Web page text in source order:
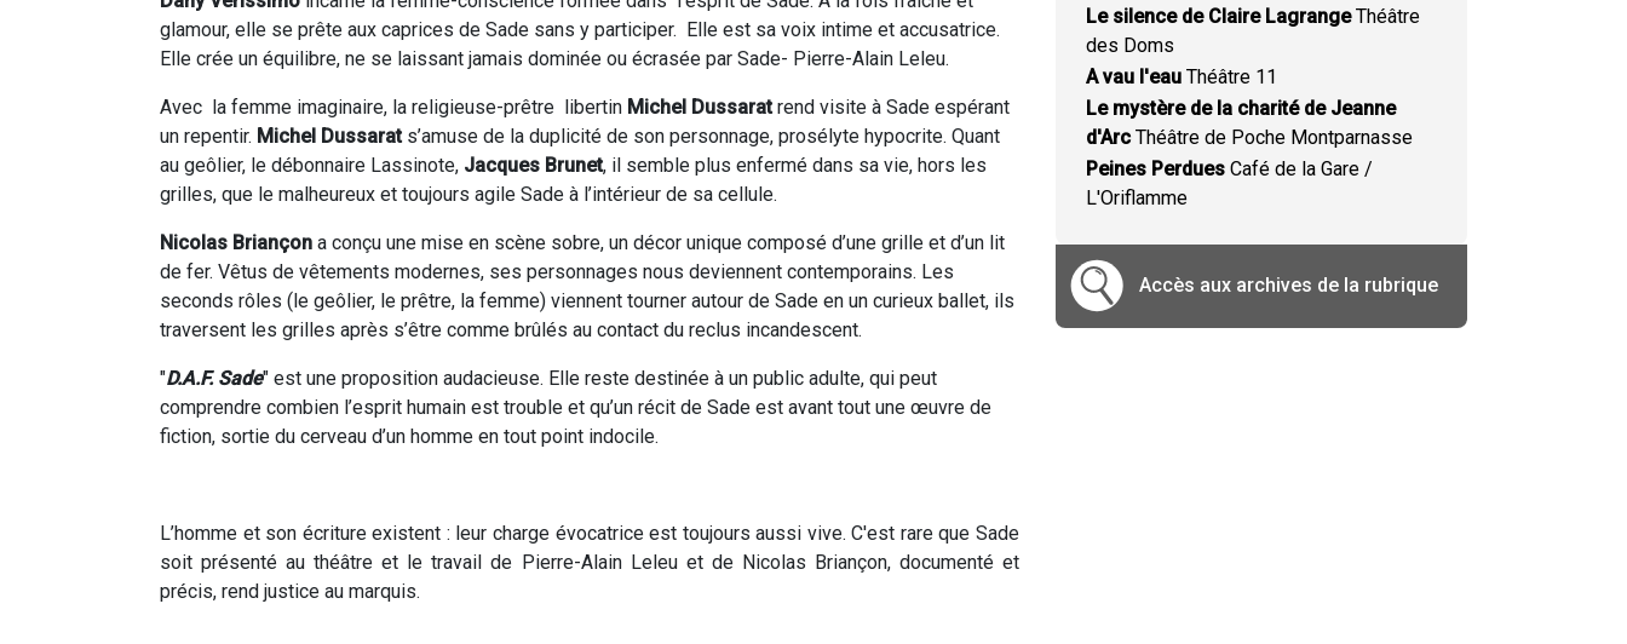
glamour, elle se prête aux caprices de Sade sans y participer. Elle est sa voix intime et accusatrice.
Elle crée un équilibre, ne se laissant jamais dominée ou écrasée par Sade- Pierre-Alain Leleu.
Avec la femme imaginaire, la religieuse-prêtre libertin Michel Dussaratrend visite à Sade espérant
un repentir. Michel Dussarats’amuse de la duplicité de son personnage, prosélyte hypocrite. Quant
au geôlier, le débonnaire Lassinote, Jacques Brunet, il semble plus enfermé dans sa vie, hors les
grilles, que le malheureux et toujours agile Sade à l’intérieur de sa cellule.
Nicolas Briançon a conçu une mise en scène sobre, un décor unique composé d’une grille et d’un lit
de fer. Vêtus de vêtements modernes, ses personnages nous deviennent contemporains. Les
seconds rôles (le geôlier, le prêtre, la femme) viennent tourner autour de Sade en un curieux ballet, ils
traversent les grilles après s’être comme brûlés au contact du reclus incandescent.
"D.A.F. Sade" est une proposition audacieuse. Elle reste destinée à un public adulte, qui peut
comprendre combien l’esprit humain est trouble et qu’un récit de Sade est avant tout une œuvre de
fiction, sortie du cerveau d’un homme en tout point indocile.
L’homme et son écriture existent : leur charge évocatrice est toujours aussi vive. C'est rare que Sade
soit présenté au théâtre et le travail de Pierre-Alain Leleu et de Nicolas Briançon, documenté et
précis, rend justice au marquis.
Le silence de Claire LagrangeThéâtre
des Doms
A vau l'eau Théâtre 11
Le mystère de la charité de Jeanne
d'Arc Théâtre de Poche Montparnasse
Peines Perdues Café de la Gare /
L'Oriflamme
Accès aux archives de la rubrique